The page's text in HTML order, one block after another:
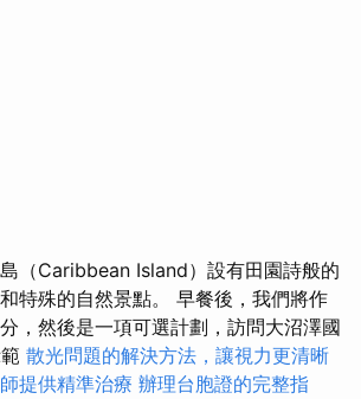
（Caribbean Island）設有田園詩般的
特殊的自然景點。 早餐後，我們將作
，然後是一項可選計劃，訪問大沼澤國
散光問題的解決方法，讓視力更清晰
提供精準治療 辦理台胞證的完整指